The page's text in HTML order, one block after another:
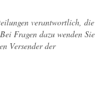
verantwortlich, die
Fragen dazu wenden Sie
Versender der